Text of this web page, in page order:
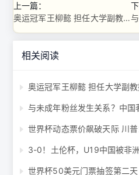
上一篇：
奥运冠军王柳懿 担任大学副教授
相关阅读
奥运冠军王柳懿 担任大学副
与未成年粉丝发生关系？中国
世界杯动态票价飙破天际 川
3-0！土伦杯，U19中国被非
世界杯50美元门票抽签第二